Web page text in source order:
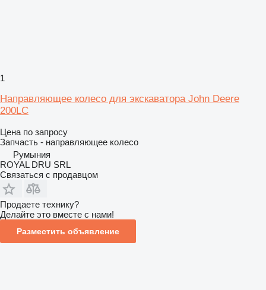
1
Направляющее колесо для экскаватора John Deere
200LC
Цена по запросу
Запчасть - направляющее колесо
Румыния
ROYAL DRU SRL
Связаться с продавцом
Продаете технику?
Делайте это вместе с нами!
Разместить объявление